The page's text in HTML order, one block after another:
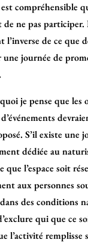
compréhensible
de ne pas
l’inverse de ce que
une journée de
je pense que les
S’il existe une
dédiée au
que l’espace soit
aux personnes
des conditions
qui que ce
l’activité remplisse